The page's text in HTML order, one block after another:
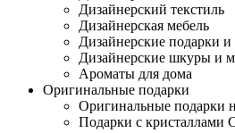
Дизайнерский текстиль
Дизайнерская мебель
Дизайнерские подарки
Дизайнерские шкуры и
Ароматы для дома
Оригинальные подарки
Оригинальные подарки
Подарки с кристаллами